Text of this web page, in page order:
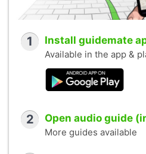
1 Install guidemate
Available in the app &
2 Open audio guide
More guides available